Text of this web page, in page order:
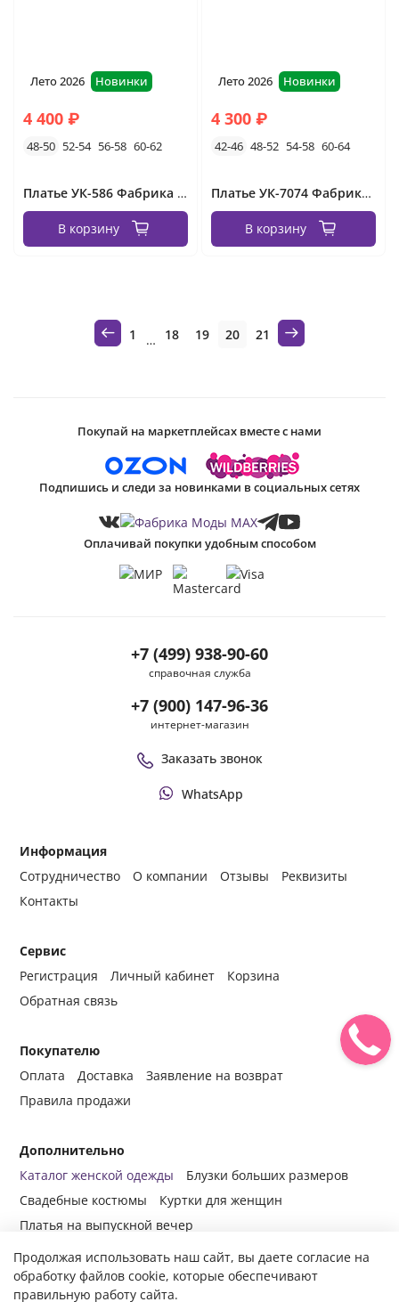
Лето 2026 Новинки
4 400 ₽
48-50 52-54 56-58 60-62
Платье УК-586 Фабрика Моды
В корзину
Лето 2026 Новинки
4 300 ₽
42-46 48-52 54-58 60-64
Платье УК-7074 Фабрика Моды
В корзину
1 … 18 19 20 21
Информация
Сотрудничество
О компании Отзывы
Реквизиты
Контакты
Сервис
Регистрация
Личный кабинет
Корзина
Обратная связь
Покупателю
Оплата
Доставка
Заявление на возврат
Правила продажи
Дополнительно
Каталог женской одежды
Блузки больших размеров
Свадебные костюмы
Куртки для женщин
Платья на выпускной вечер
+7 (499) 938-90-60
справочная служба
+7 (900) 147-96-36
интернет-магазин
Заказать звонок
WhatsApp
Покупай на маркетплейсах вместе с нами
Подпишись и следи за новинками в социальных сетях
Оплачивай покупки удобным способом
© 2014-2024 Все права защищены.
Продолжая использовать наш сайт, вы даете согласие на
обработку файлов cookie, которые обеспечивают
правильную работу сайта.